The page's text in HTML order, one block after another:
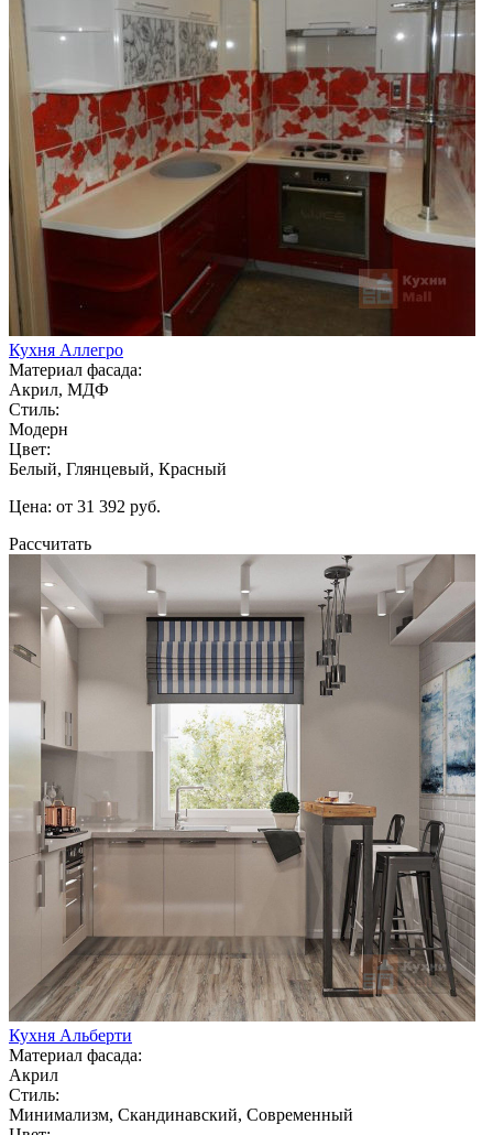
Кухня Аллегро
Материал фасада:
Акрил, МДФ
Стиль:
Модерн
Цвет:
Белый, Глянцевый, Красный
Цена: от 31 392 руб.
Рассчитать
Кухня Альберти
Материал фасада:
Акрил
Стиль:
Минимализм, Скандинавский, Современный